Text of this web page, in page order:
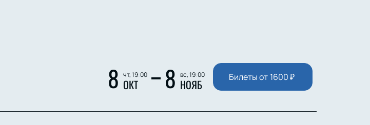
8 чт, 19:00
ОКТ 8 вс, 19:00
НОЯБ Билеты от 1600₽